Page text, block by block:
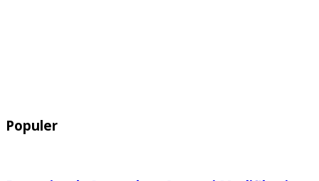
Populer